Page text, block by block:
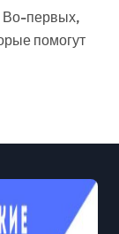
помогут